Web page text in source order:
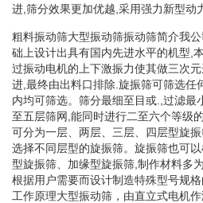
进,筛分效果更加优越,采用强力新型动
粗料振动筛大型振动筛振动筛简介我
础上设计出具有国内先进水平的机型,
过振动电机的上下激振力使其做三次
进,最终由出料口排除.旋振筛可筛选任
内均可筛选。筛分最细至目或.,过滤最
至五层筛网,能同时进行二至六个等级
可分为一层、两层、三层、四层型旋
选择不同层型的旋振筛。旋振筛也可
型旋振筛、加缘型旋振筛,制作材料多
根据用户需要而设计制造特殊型号规
工作原理大型振动筛，由直立式电机